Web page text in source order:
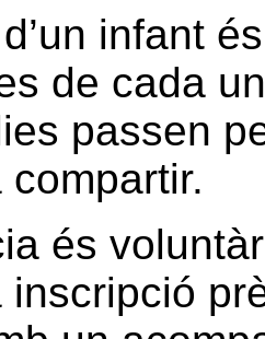
infant
de cada
passen
és
inscripció